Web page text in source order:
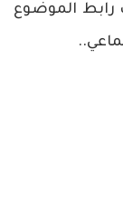
رابط الموضوع